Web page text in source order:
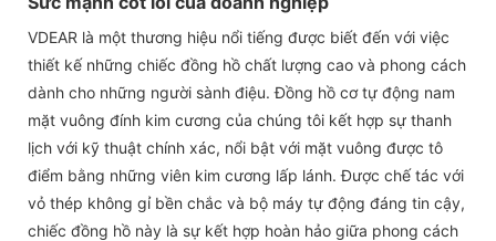
VDEAR là một thương hiệu nổi tiếng được biết đến với việc
thiết kế những chiếc đồng hồ chất lượng cao và phong cách
dành cho những người sành điệu. Đồng hồ cơ tự động nam
mặt vuông đính kim cương của chúng tôi kết hợp sự thanh
lịch với kỹ thuật chính xác, nổi bật với mặt vuông được tô
điểm bằng những viên kim cương lấp lánh. Được chế tác với
vỏ thép không gỉ bền chắc và bộ máy tự động đáng tin cậy,
chiếc đồng hồ này là sự kết hợp hoàn hảo giữa phong cách